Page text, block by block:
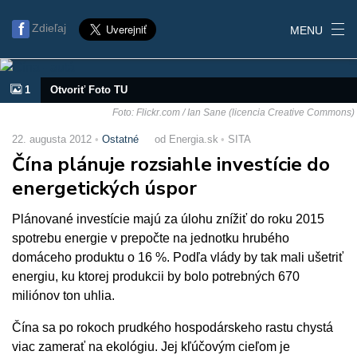
Zdieľaj MENU
1 Otvoriť Foto TU
Foto: Flickr.com / Ian Sane (licencia Creative Commons)
22. augusta 2012 Ostatné od Energia.sk SITA
Čína plánuje rozsiahle investície do
energetických úspor
Plánované investície majú za úlohu znížiť do roku 2015
spotrebu energie v prepočte na jednotku hrubého
domáceho produktu o 16 %. Podľa vlády by tak mali ušetriť
energiu, ku ktorej produkcii by bolo potrebných 670
miliónov ton uhlia.
Čína sa po rokoch prudkého hospodárskeho rastu chystá
viac zamerať na ekológiu. Jej kľúčovým cieľom je